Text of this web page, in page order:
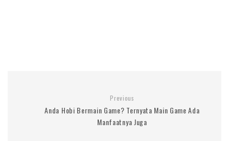
Previous
Anda Hobi Bermain Game? Ternyata Main Game Ada
Manfaatnya Juga